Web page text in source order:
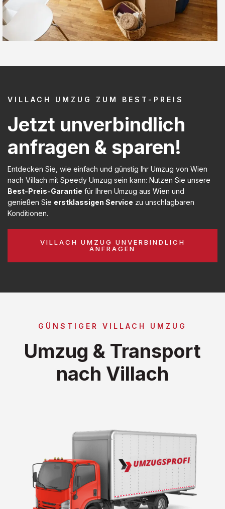
VILLACH UMZUG ZUM BEST-PREIS
Jetzt unverbindlich
anfragen & sparen!
Entdecken Sie, wie einfach und günstig Ihr Umzug von Wien
nach Villach mit Speedy Umzug sein kann: Nutzen Sie unsere
Best-Preis-Garantie für Ihren Umzug aus Wien und
genießen Sie erstklassigen Service zu unschlagbaren
Konditionen.
VILLACH UMZUG UNVERBINDLICH
ANFRAGEN
GÜNSTIGER VILLACH UMZUG
Umzug & Transport
nach Villach